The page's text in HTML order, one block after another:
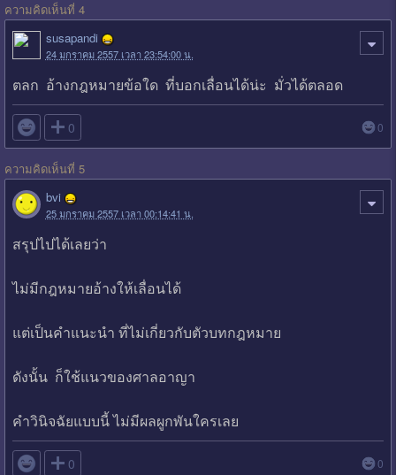
ความคิดเห็นที่ 4
susapandi
24 มกราคม 2557 เวลา 23:54:00 น.
ตลก อ้างกฎหมายข้อใด ที่บอกเลื่อนได้น่ะ มั่วได้ตลอด
 0 0
ความคิดเห็นที่ 5
bvi
25 มกราคม 2557 เวลา 00:14:41 น.
สรุปไปได้เลยว่า
ไม่มีกฎหมายอ้างให้เลื่อนได้
แต่เป็นคำแนะนำ ที่ไม่เกี่ยวกับตัวบทกฎหมาย
ดังนั้น ก็ใช้แนวของศาลอาญา
คำวินิจฉัยแบบนี้ ไม่มีผลผูกพันใครเลย
 0 0